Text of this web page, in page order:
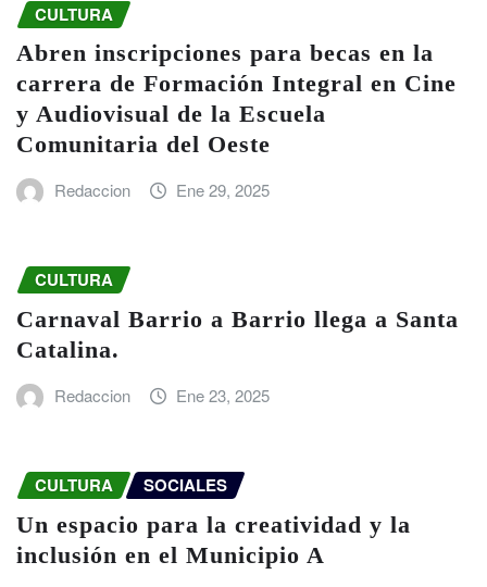
CULTURA
Abren inscripciones para becas en la
carrera de Formación Integral en Cine
y Audiovisual de la Escuela
Comunitaria del Oeste
Redaccion Ene 29, 2025
CULTURA
Carnaval Barrio a Barrio llega a Santa
Catalina.
Redaccion Ene 23, 2025
CULTURA SOCIALES
Un espacio para la creatividad y la
inclusión en el Municipio A